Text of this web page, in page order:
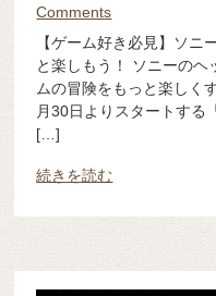
Comments
【ゲーム好き必見】ソニ
と楽しもう！ ソニーのヘ
ムの冒険をもっと楽しく
月30日よりスタートする
[…]
続きを読む